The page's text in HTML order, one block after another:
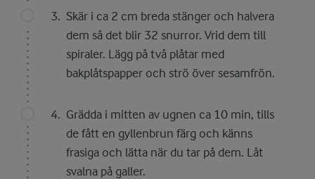
Skär i ca 2 cm breda stänger och halvera
dem så det blir 32 snurror. Vrid dem till
spiraler. Lägg på två plåtar med
bakplåtspapper och strö över sesamfrön.
Grädda i mitten av ugnen ca 10 min, tills
de fått en gyllenbrun färg och känns
frasiga och lätta när du tar på dem. Låt
svalna på galler.